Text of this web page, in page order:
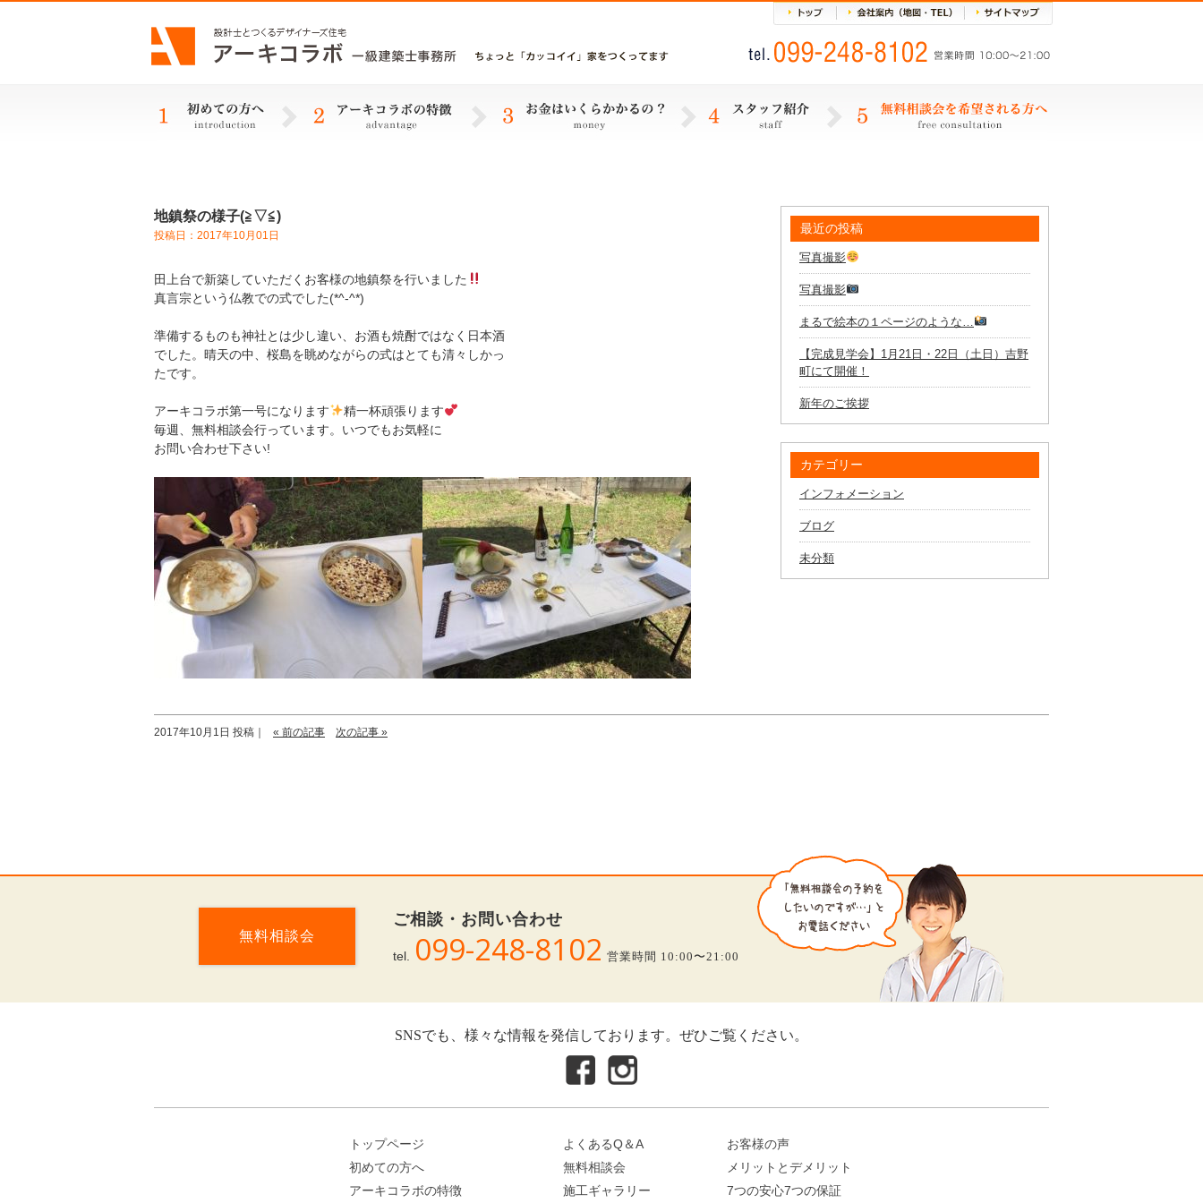
地鎮祭の様子(≧▽≦)
投稿日：2017年10月01日
田上台で新築していただくお客様の地鎮祭を行いました
真言宗という仏教での式でした(*^-^*)
準備するものも神社とは少し違い、お酒も焼酎ではなく日本酒
でした。晴天の中、桜島を眺めながらの式はとても清々しかっ
たです。
アーキコラボ第一号になります
精一杯頑張ります
毎週、無料相談会行っています。いつでもお気軽に
お問い合わせ下さい!
最近の投稿
写真撮影
写真撮影
まるで絵本の１ページのような…
【完成見学会】1月21日・22日（土日）吉野
町にて開催！
新年のご挨拶
カテゴリー
インフォメーション
ブログ
未分類
2017年10月1日 投稿｜ « 前の記事 次の記事 »
ご相談・お問い合わせ
tel. 099-248-8102 営業時間 10:00〜21:00
無料相談会
SNSでも、様々な情報を発信しております。ぜひご覧ください。
トップページ
初めての方へ
アーキコラボの特徴
よくあるQ＆A
無料相談会
施工ギャラリー
お客様の声
メリットとデメリット
7つの安心7つの保証